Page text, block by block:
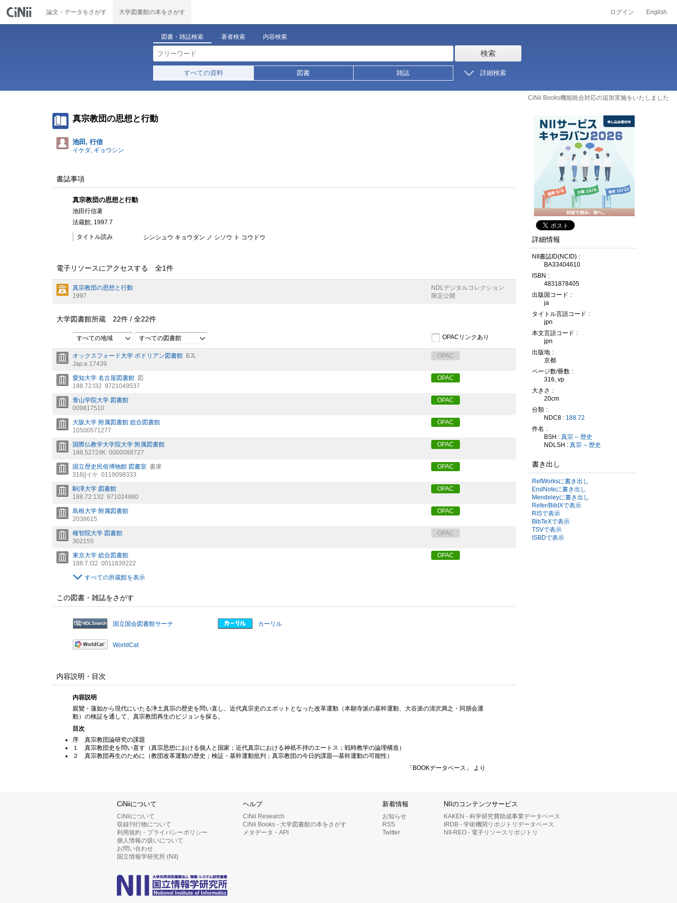
論文・データをさがす 大学図書館の本をさがす ログイン English
図書・雑誌検索 著者検索 内容検索
検索
すべての資料 図書 雑誌 詳細検索
CiNii Books機能統合対応の追加実施をいたしました
真宗教団の思想と行動
池田, 行信
イケダ, ギョウシン
書誌事項
真宗教団の思想と行動
池田行信著
法蔵館, 1997.7
タイトル読み シンシュウ キョウダン ノ シソウ ト コウドウ
電子リソースにアクセスする 全1件
真宗教団の思想と行動
1997
NDLデジタルコレクション
限定公開
大学図書館所蔵 22件 / 全22件
すべての地域 すべての図書館 OPACリンクあり
オックスフォード大学 ボドリアン図書館 BJL
Jap.e.17439
OPAC
愛知大学 名古屋図書館 図
188.72:I32 9721049537
OPAC
青山学院大学 図書館
009817510
OPAC
大阪大学 附属図書館 総合図書館
10500571277
OPAC
国際仏教学大学院大学 附属図書館
188.5272/IK 0000088727
OPAC
国立歴史民俗博物館 図書室 書庫
316||イケ 0119098333
OPAC
駒澤大学 図書館
188.72:132 971024880
OPAC
島根大学 附属図書館
2038615
OPAC
種智院大学 図書館
302155
OPAC
東京大学 総合図書館
188.7:I32 0011839222
OPAC
すべての所蔵館を表示
この図書・雑誌をさがす
国立国会図書館サーチ カーリル
WorldCat
内容説明・目次
内容説明
親鸞・蓮如から現代にいたる浄土真宗の歴史を問い直し、近代真宗史のエポットとなった改革運動（本願寺派の基幹運動、大谷派の清沢満之・同朋会運
動）の検証を通して、真宗教団再生のビジョンを探る。
目次
序 真宗教団論研究の課題
１ 真宗教団史を問い直す（真宗思想における個人と国家；近代真宗における神祇不拝のエートス；戦時教学の論理構造）
２ 真宗教団再生のために（教団改革運動の歴史；検証・基幹運動批判；真宗教団の今日的課題—基幹運動の可能性）
「BOOKデータベース」 より
詳細情報
NII書誌ID(NCID)
BA33404610
ISBN
4831878405
出版国コード
ja
タイトル言語コード
jpn
本文言語コード
jpn
出版地
京都
ページ数/冊数
316, vp
大きさ
20cm
分類
NDC8 : 188.72
件名
BSH : 真宗 -- 歴史
NDLSH : 真宗 -- 歴史
書き出し
RefWorksに書き出し
EndNoteに書き出し
Mendeleyに書き出し
Refer/BibIXで表示
RISで表示
BibTeXで表示
TSVで表示
ISBDで表示
CiNiiについて
CiNiiについて
収録刊行物について
利用規約・プライバシーポリシー
個人情報の扱いについて
お問い合わせ
国立情報学研究所 (NII)
ヘルプ
CiNii Research
CiNii Books - 大学図書館の本をさがす
メタデータ・API
新着情報
お知らせ
RSS
Twitter
NIIのコンテンツサービス
KAKEN - 科学研究費助成事業データベース
IRDB - 学術機関リポジトリデータベース
NII-REO - 電子リソースリポジトリ